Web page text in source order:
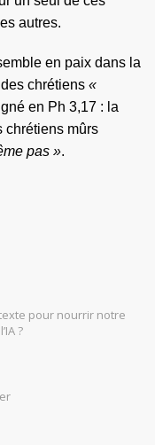
autres.
en paix dans la
chrétiens «
en Ph 3,17 : la
chrétiens mûrs
pas ».
pour nourrir notre
?